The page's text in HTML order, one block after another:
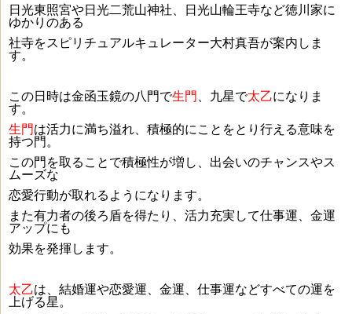
日光東照宮や日光二荒山神社、日光山輪王寺など徳川家に
ゆかりのある
社寺をスピリチュアルキュレーター大村真吾が案内しま
す。
この日時は金函玉鏡の八門で生門 、九星で太乙になりま
す。
生門は活力に満ち溢れ、積極的にことをとり行える意味を
持つ門。
この門を取ることで積極性が増し、出会いのチャンスやス
ムーズな
恋愛行動が取れるようになります。
また有力者の後ろ盾を得たり、 活力充実して仕事運、金運
アップにも
効果を発揮します。
太乙は、結婚運や恋愛運、金運、仕事運などすべての運を
上げる星。